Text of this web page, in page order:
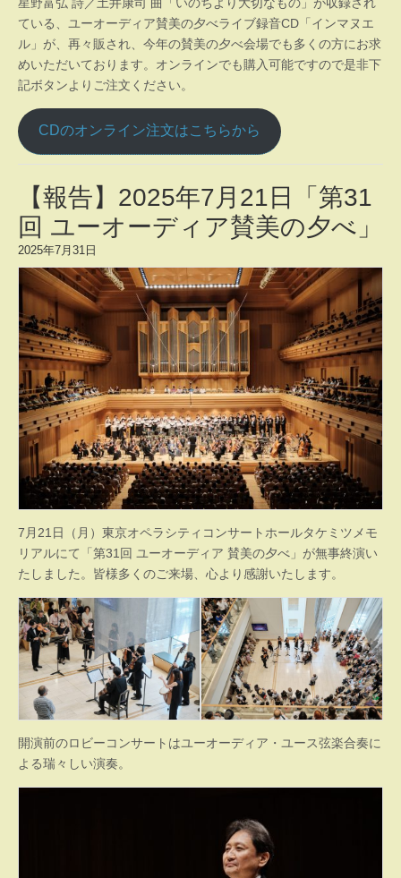
ている、ユーオーディア賛美の夕べライブ録音CD「インマヌエ
ル」が、再々販され、今年の賛美の夕べ会場でも多くの方にお求
めいただいております。オンラインでも購入可能ですので是非下
記ボタンよりご注文ください。
CDのオンライン注文はこちらから
【報告】2025年7月21日「第31
回 ユーオーディア賛美の夕べ」
2025年7月31日
7月21日（月）東京オペラシティコンサートホールタケミツメモ
リアルにて「第31回 ユーオーディア 賛美の夕べ」が無事終演い
たしました。皆様多くのご来場、心より感謝いたします。
開演前のロビーコンサートはユーオーディア・ユース弦楽合奏に
よる瑞々しい演奏。